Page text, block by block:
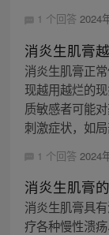
1 个回答 2024
消炎生肌膏
消炎生肌膏正
现越用越烂的
质敏感者可能
刺激症状，如
1 个回答 2024
消炎生肌膏
消炎生肌膏具
疗各种慢性溃疡